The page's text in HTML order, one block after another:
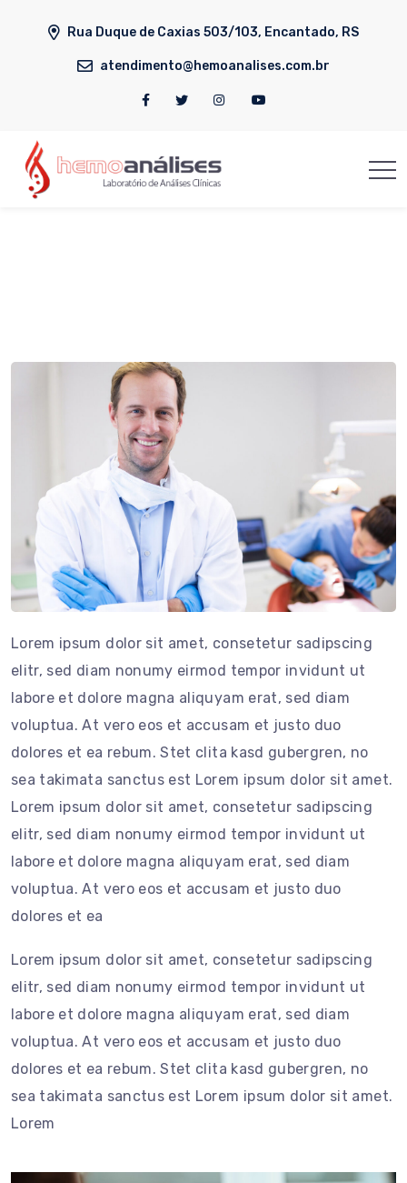
Rua Duque de Caxias 503/103, Encantado, RS
atendimento@hemoanalises.com.br
Lorem ipsum dolor sit amet, consetetur sadipscing
elitr, sed diam nonumy eirmod tempor invidunt ut
labore et dolore magna aliquyam erat, sed diam
voluptua. At vero eos et accusam et justo duo
dolores et ea rebum. Stet clita kasd gubergren, no
sea takimata sanctus est Lorem ipsum dolor sit amet.
Lorem ipsum dolor sit amet, consetetur sadipscing
elitr, sed diam nonumy eirmod tempor invidunt ut
labore et dolore magna aliquyam erat, sed diam
voluptua. At vero eos et accusam et justo duo
dolores et ea
Lorem ipsum dolor sit amet, consetetur sadipscing
elitr, sed diam nonumy eirmod tempor invidunt ut
labore et dolore magna aliquyam erat, sed diam
voluptua. At vero eos et accusam et justo duo
dolores et ea rebum. Stet clita kasd gubergren, no
sea takimata sanctus est Lorem ipsum dolor sit amet.
Lorem